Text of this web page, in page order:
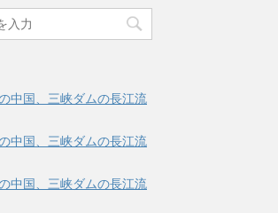
中国、三峡ダムの長江流
中国、三峡ダムの長江流
中国、三峡ダムの長江流